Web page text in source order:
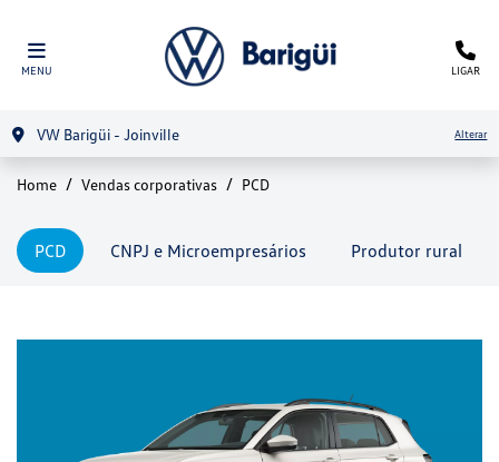
MENU LIGAR
VW Barigüi - Joinville Alterar
Home Vendas corporativas PCD
PCD CNPJ e Microempresários Produtor rural